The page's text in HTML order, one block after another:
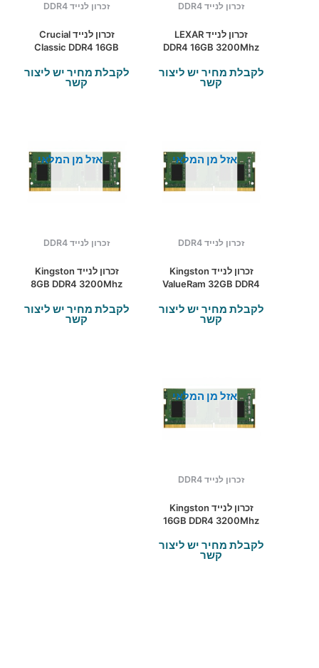
זכרון לנייד DDR4
זכרון לנייד LEXAR
DDR4 16GB 3200Mhz
לקבלת מחיר יש ליצור
קשר
זכרון לנייד DDR4
זכרון לנייד Crucial
Classic DDR4 16GB
C22
לקבלת מחיר יש ליצור
קשר
אזל מן המלאי
זכרון לנייד DDR4
זכרון לנייד Kingston
ValueRam 32GB DDR4
לקבלת מחיר יש ליצור
קשר
אזל מן המלאי
זכרון לנייד DDR4
זכרון לנייד Kingston
8GB DDR4 3200Mhz
לקבלת מחיר יש ליצור
קשר
אזל מן המלאי
זכרון לנייד DDR4
זכרון לנייד Kingston
16GB DDR4 3200Mhz
לקבלת מחיר יש ליצור
קשר